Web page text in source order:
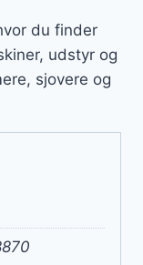
du finder
udstyr og
sjovere og